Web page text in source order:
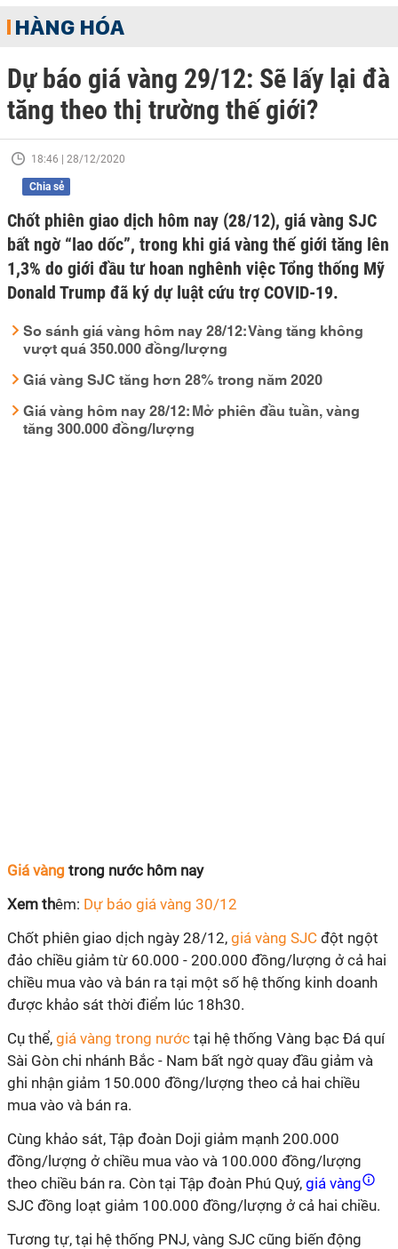
HÀNG HÓA
Dự báo giá vàng 29/12: Sẽ lấy lại đà
tăng theo thị trường thế giới?
18:46 | 28/12/2020
Chia sẻ
Chốt phiên giao dịch hôm nay (28/12), giá vàng SJC
bất ngờ “lao dốc”, trong khi giá vàng thế giới tăng lên
1,3% do giới đầu tư hoan nghênh việc Tổng thống Mỹ
Donald Trump đã ký dự luật cứu trợ COVID-19.
So sánh giá vàng hôm nay 28/12: Vàng tăng không
vượt quá 350.000 đồng/lượng
Giá vàng SJC tăng hơn 28% trong năm 2020
Giá vàng hôm nay 28/12: Mở phiên đầu tuần, vàng
tăng 300.000 đồng/lượng
Giá vàng trong nước hôm nay
Xem thêm: Dự báo giá vàng 30/12
Chốt phiên giao dịch ngày 28/12, giá vàng SJC đột ngột
đảo chiều giảm từ 60.000 - 200.000 đồng/lượng ở cả hai
chiều mua vào và bán ra tại một số hệ thống kinh doanh
được khảo sát thời điểm lúc 18h30.
Cụ thể, giá vàng trong nước tại hệ thống Vàng bạc Đá quí
Sài Gòn chi nhánh Bắc - Nam bất ngờ quay đầu giảm và
ghi nhận giảm 150.000 đồng/lượng theo cả hai chiều
mua vào và bán ra.
Cùng khảo sát, Tập đoàn Doji giảm mạnh 200.000
đồng/lượng ở chiều mua vào và 100.000 đồng/lượng
theo chiều bán ra. Còn tại Tập đoàn Phú Quý, giá vàng
SJC đồng loạt giảm 100.000 đồng/lượng ở cả hai chiều.
Tương tự, tại hệ thống PNJ, vàng SJC cũng biến động